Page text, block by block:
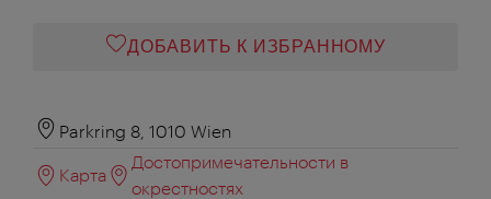
ДОБАВИТЬ К ИЗБРАННОМУ
Parkring 8, 1010 Wien
Карта
Достопримечательности в
окрестностях